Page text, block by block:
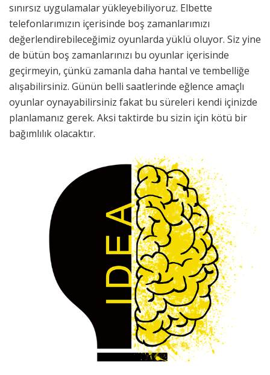
sınırsız uygulamalar yükleyebiliyoruz. Elbette
telefonlarımızın içerisinde boş zamanlarımızı
değerlendirebileceğimiz oyunlarda yüklü oluyor. Siz yine
de bütün boş zamanlarınızı bu oyunlar içerisinde
geçirmeyin, çünkü zamanla daha hantal ve tembelliğe
alışabilirsiniz. Günün belli saatlerinde eğlence amaçlı
oyunlar oynayabilirsiniz fakat bu süreleri kendi içinizde
planlamanız gerek. Aksi taktirde bu sizin için kötü bir
bağımlılık olacaktır.